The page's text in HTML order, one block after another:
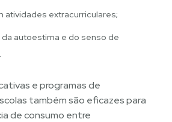
atividades extracurriculares;
autoestima e do senso de
e programas de
também são eficazes para
de consumo entre